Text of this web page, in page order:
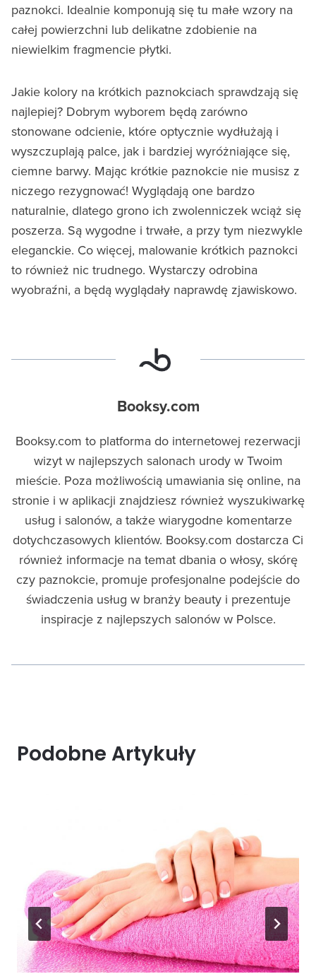
paznokci. Idealnie komponują się tu małe wzory na
całej powierzchni lub delikatne zdobienie na
niewielkim fragmencie płytki.
Jakie kolory na krótkich paznokciach sprawdzają się
najlepiej? Dobrym wyborem będą zarówno
stonowane odcienie, które optycznie wydłużają i
wyszczuplają palce, jak i bardziej wyróżniające się,
ciemne barwy. Mając krótkie paznokcie nie musisz z
niczego rezygnować! Wyglądają one bardzo
naturalnie, dlatego grono ich zwolenniczek wciąż się
poszerza. Są wygodne i trwałe, a przy tym niezwykle
eleganckie. Co więcej, malowanie krótkich paznokci
to również nic trudnego. Wystarczy odrobina
wyobraźni, a będą wyglądały naprawdę zjawiskowo.
Booksy.com
Booksy.com to platforma do internetowej rezerwacji
wizyt w najlepszych salonach urody w Twoim
mieście. Poza możliwością umawiania się online, na
stronie i w aplikacji znajdziesz również wyszukiwarkę
usług i salonów, a także wiarygodne komentarze
dotychczasowych klientów. Booksy.com dostarcza Ci
również informacje na temat dbania o włosy, skórę
czy paznokcie, promuje profesjonalne podejście do
świadczenia usług w branży beauty i prezentuje
inspiracje z najlepszych salonów w Polsce.
Podobne Artykuły